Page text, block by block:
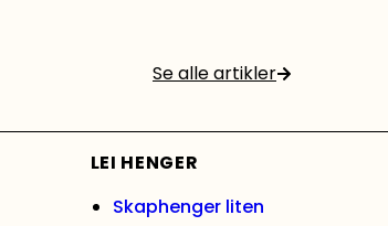
Se alle artikler
LEI HENGER
Skaphenger liten